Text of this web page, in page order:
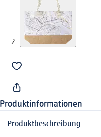
Produktinformationen
Produktbeschreibung